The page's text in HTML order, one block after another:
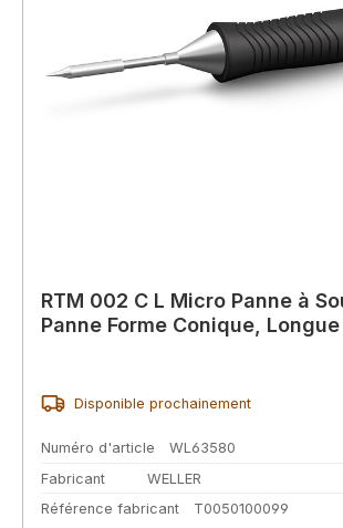
RTM 002 C L Micro Panne à
Disponible prochainement
Numéro d'article
WL63580
Fabricant
WELLER
Référence fabricant
T0050100099